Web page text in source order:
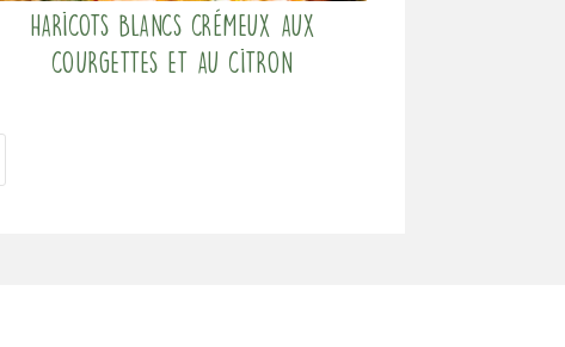
Haricots blancs crémeux aux
courgettes et au citron